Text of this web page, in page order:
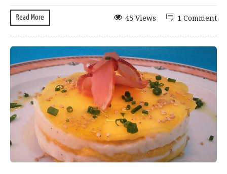
Read More 1 Comment
45 Views